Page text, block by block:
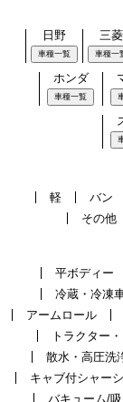
日野
車種一覧
三菱
車種一
ホンダ
車種一覧
軽
バン
その他
平ボディー
冷蔵・冷凍
アームロール
トラクター
散水・高圧洗
キャブ付シャーシ
バキューム/